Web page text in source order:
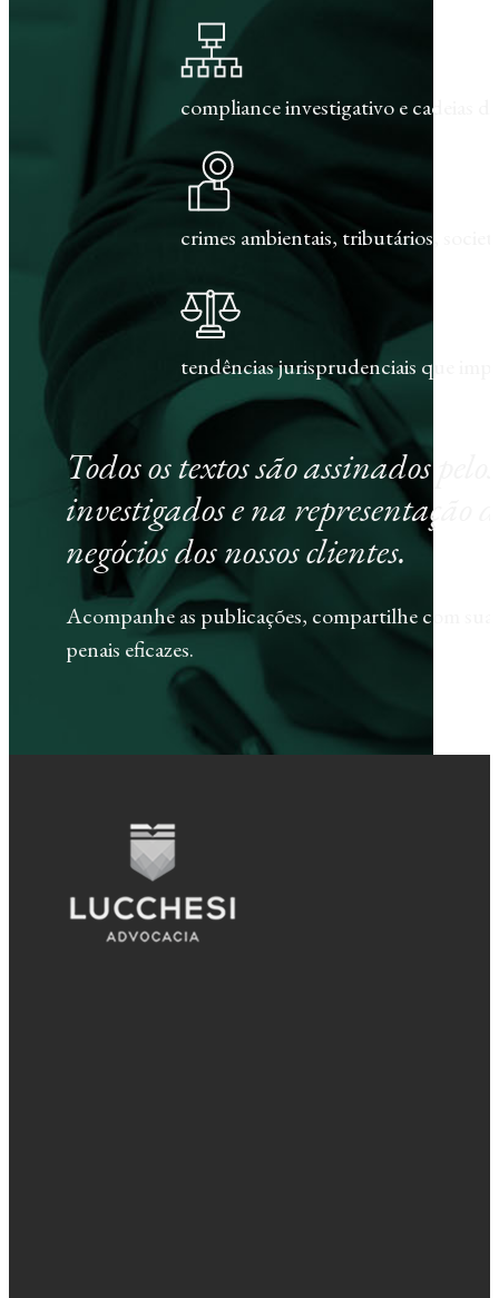
compliance investigativo e cadeias
crimes ambientais, tributários,
tendências jurisprudenciais que
Todos os textos são assinados
investigados e na representação
negócios dos nossos clientes.
Acompanhe as publicações, compartilhe com
penais eficazes.